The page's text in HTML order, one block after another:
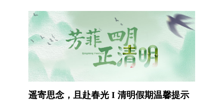
遥寄思念，且赴春光 I 清明假期温馨提示